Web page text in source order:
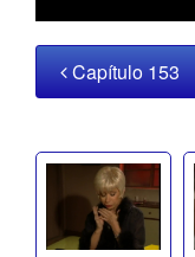
Capítulo 153